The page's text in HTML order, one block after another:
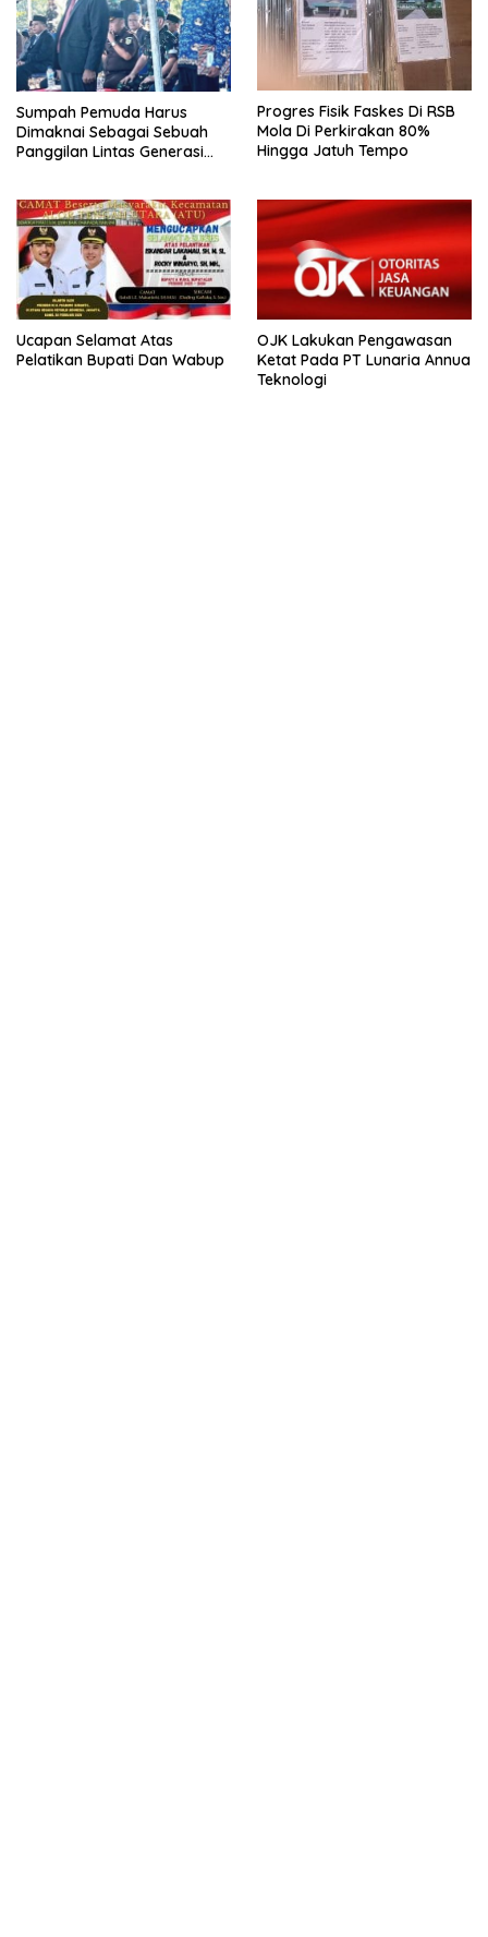
Sumpah Pemuda Harus
Dimaknai Sebagai Sebuah
Panggilan Lintas Generasi
Progres Fisik Faskes Di RSB
Mola Di Perkirakan 80%
Hingga Jatuh Tempo
Ucapan Selamat Atas
Pelatikan Bupati Dan Wabup
OJK Lakukan Pengawasan
Ketat Pada PT Lunaria Annua
Teknologi